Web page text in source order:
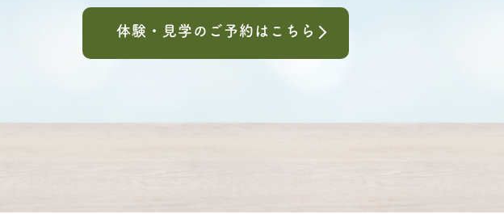
体験・見学のご予約はこちら